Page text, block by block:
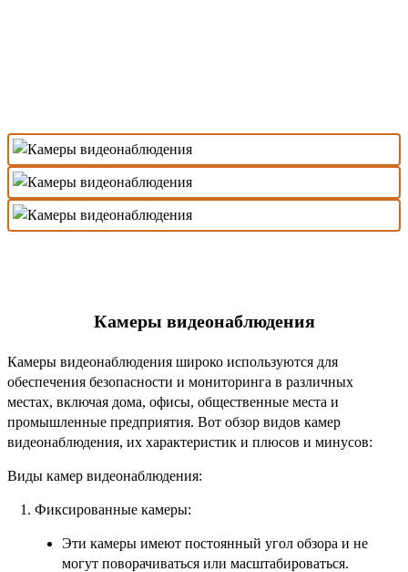
Камеры видеонаблюдения
Камеры видеонаблюдения широко используются для
обеспечения безопасности и мониторинга в различных
местах, включая дома, офисы, общественные места и
промышленные предприятия. Вот обзор видов камер
видеонаблюдения, их характеристик и плюсов и минусов:
Виды камер видеонаблюдения:
Фиксированные камеры:
Эти камеры имеют постоянный угол обзора и не
могут поворачиваться или масштабироваться.